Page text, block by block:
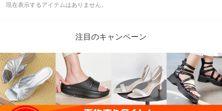
現在表示するアイテムはありません。
注目のキャンペーン